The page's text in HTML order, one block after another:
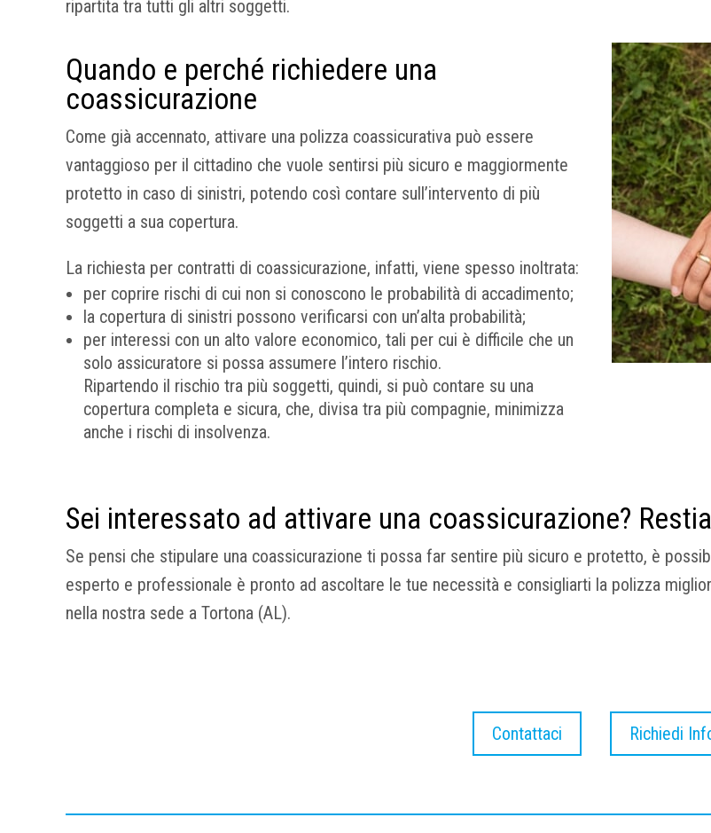
ripartita tra tutti gli altri soggetti.
Quando e perché richiedere una
coassicurazione
Come già accennato, attivare una polizza coassicurativa può essere
vantaggioso per il cittadino che vuole sentirsi più sicuro e maggiormente
protetto in caso di sinistri, potendo così contare sull’intervento di più
soggetti a sua copertura.
La richiesta per contratti di coassicurazione, infatti, viene spesso inoltrata:
per coprire rischi di cui non si conoscono le probabilità di accadimento;
la copertura di sinistri possono verificarsi con un’alta probabilità;
per interessi con un alto valore economico, tali per cui è difficile che un
solo assicuratore si possa assumere l’intero rischio.
Ripartendo il rischio tra più soggetti, quindi, si può contare su una
copertura completa e sicura, che, divisa tra più compagnie, minimizza
anche i rischi di insolvenza.
Sei interessato ad attivare una coassicurazione?
Se pensi che stipulare una coassicurazione ti possa far sentire più sicuro e protetto, è
esperto e professionale è pronto ad ascoltare le tue necessità e consigliarti la polizza
nella nostra sede a Tortona (AL).
Contattaci Richiedi